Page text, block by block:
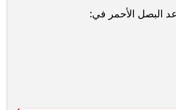
البصل الأحمر في: